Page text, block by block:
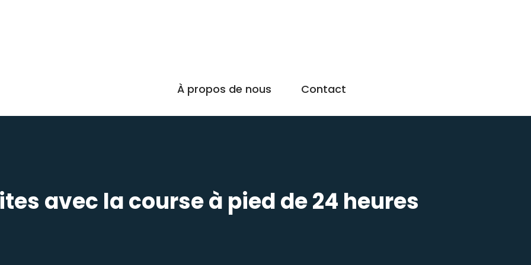
À propos de nous Contact
avec la course à pied de 24 heures